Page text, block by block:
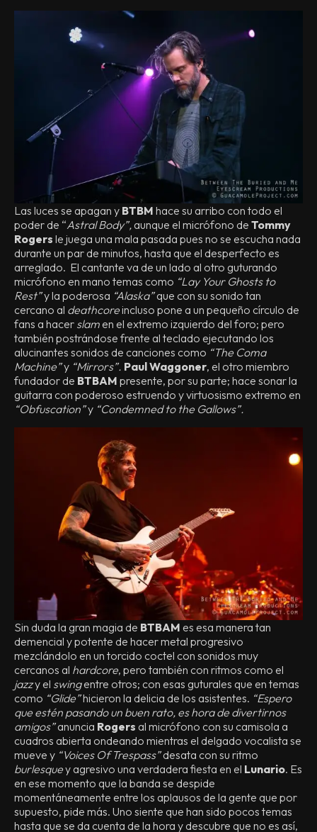
Las luces se apagan y BTBM hace su arribo con todo el
poder de “Astral Body”, aunque el micrófono de Tommy
Rogers le juega una mala pasada pues no se escucha nada
durante un par de minutos, hasta que el desperfecto es
arreglado. El cantante va de un lado al otro guturando
micrófono en mano temas como “Lay Your Ghosts to
Rest”y la poderosa “Alaska”que con su sonido tan
cercano al deathcoreincluso pone a un pequeño círculo de
fans a hacer slam en el extremo izquierdo del foro; pero
también postrándose frente al teclado ejecutando los
alucinantes sonidos de canciones como “The Coma
Machine”y “Mirrors”. Paul Waggoner, el otro miembro
fundador de BTBAM presente, por su parte; hace sonar la
guitarra con poderoso estruendo y virtuosismo extremo en
“Obfuscation”y “Condemned to the Gallows”.
Sin duda la gran magia de BTBAM es esa manera tan
demencial y potente de hacer metal progresivo
mezclándolo en un torcido coctel con sonidos muy
cercanos al hardcore, pero también con ritmos como el
jazzy el swingentre otros; con esas guturales que en temas
como “Glide”hicieron la delicia de los asistentes. “Espero
que estén pasando un buen rato, es hora de divertirnos
amigos”anuncia Rogers al micrófono con su camisola a
cuadros abierta ondeando mientras el delgado vocalista se
mueve y “Voices Of Trespass”desata con su ritmo
burlesquey agresivo una verdadera fiesta en el Lunario. Es
en ese momento que la banda se despide
momentáneamente entre los aplausos de la gente que por
supuesto, pide más. Uno siente que han sido pocos temas
hasta que se da cuenta de la hora y descubre que no es así,